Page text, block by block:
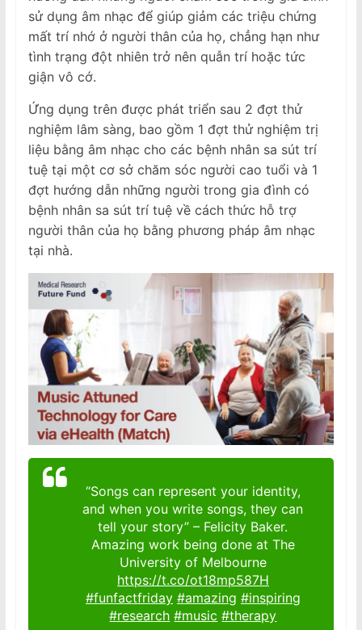
sử dụng âm nhạc để giúp giảm các triệu chứng
mất trí nhớ ở người thân của họ, chẳng hạn như
tình trạng đột nhiên trở nên quẫn trí hoặc tức
giận vô cớ.
Ứng dụng trên được phát triển sau 2 đợt thử
nghiệm lâm sàng, bao gồm 1 đợt thử nghiệm trị
liệu bằng âm nhạc cho các bệnh nhân sa sút trí
tuệ tại một cơ sở chăm sóc người cao tuổi và 1
đợt hướng dẫn những người trong gia đình có
bệnh nhân sa sút trí tuệ về cách thức hỗ trợ
người thân của họ bằng phương pháp âm nhạc
tại nhà.
“Songs can represent your identity,
and when you write songs, they can
tell your story” – Felicity Baker.
Amazing work being done at The
University of Melbourne​
https://t.co/ot18mp587H
#funfactfriday #amazing #inspiring
#research #music #therapy